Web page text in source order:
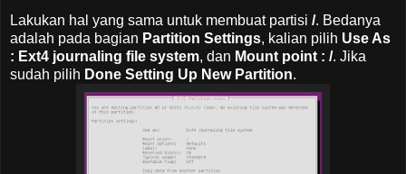
Lakukan hal yang sama untuk membuat partisi /. Bedanya
adalah pada bagian Partition Settings, kalian pilih Use As
: Ext4 journaling file system, dan Mount point : /. Jika
sudah pilih Done Setting Up New Partition.